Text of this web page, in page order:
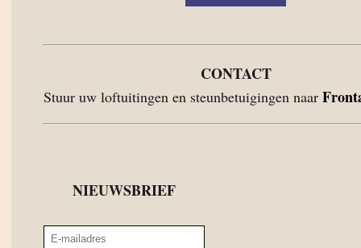
CONTACT
Stuur uw loftuitingen en steunbetuigingen naar
NIEUWSBRIEF